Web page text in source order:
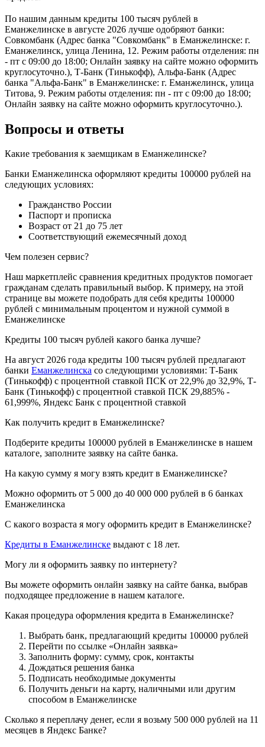
По нашим данным кредиты 100 тысяч рублей в
Еманжелинске в августе 2026 лучше одобряют банки:
Совкомбанк (Адрес банка "Совкомбанк" в Еманжелинске: г.
Еманжелинск, улица Ленина, 12. Режим работы отделения: пн
- пт с 09:00 до 18:00; Онлайн заявку на сайте можно оформить
круглосуточно.), Т-Банк (Тинькофф), Альфа-Банк (Адрес
банка "Альфа-Банк" в Еманжелинске: г. Еманжелинск, улица
Титова, 9. Режим работы отделения: пн - пт с 09:00 до 18:00;
Онлайн заявку на сайте можно оформить круглосуточно.).
Вопросы и ответы
Какие требования к заемщикам в Еманжелинске?
Банки Еманжелинска оформляют кредиты 100000 рублей на
следующих условиях:
Гражданство России
Паспорт и прописка
Возраст от 21 до 75 лет
Соответствующий ежемесячный доход
Чем полезен сервис?
Наш маркетплейс сравнения кредитных продуктов помогает
гражданам сделать правильный выбор. К примеру, на этой
странице вы можете подобрать для себя кредиты 100000
рублей с минимальным процентом и нужной суммой в
Еманжелинске
Кредиты 100 тысяч рублей какого банка лучше?
На август 2026 года кредиты 100 тысяч рублей предлагают
банки Еманжелинска со следующими условиями: Т-Банк
(Тинькофф) с процентной ставкой ПСК от 22,9% до 32,9%, Т-
Банк (Тинькофф) с процентной ставкой ПСК 29,885% -
61,999%, Яндекс Банк с процентной ставкой
Как получить кредит в Еманжелинске?
Подберите кредиты 100000 рублей в Еманжелинске в нашем
каталоге, заполните заявку на сайте банка.
На какую сумму я могу взять кредит в Еманжелинске?
Можно оформить от 5 000 до 40 000 000 рублей в 6 банках
Еманжелинска
С какого возраста я могу оформить кредит в Еманжелинске?
Кредиты в Еманжелинске выдают с 18 лет.
Могу ли я оформить заявку по интернету?
Вы можете оформить онлайн заявку на сайте банка, выбрав
подходящее предложение в нашем каталоге.
Какая процедура оформления кредита в Еманжелинске?
Выбрать банк, предлагающий кредиты 100000 рублей
Перейти по ссылке «Онлайн заявка»
Заполнить форму: сумму, срок, контакты
Дождаться решения банка
Подписать необходимые документы
Получить деньги на карту, наличными или другим
способом в Еманжелинске
Сколько я переплачу денег, если я возьму 500 000 рублей на 11
месяцев в Яндекс Банке?